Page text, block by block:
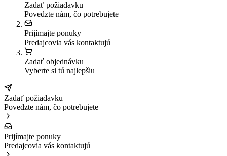
Zadať požiadavku
Povedzte nám, čo potrebujete
Prijímajte ponuky
Predajcovia vás kontaktujú
Zadať objednávku
Vyberte si tú najlepšiu
Zadať požiadavku
Povedzte nám, čo potrebujete
Prijímajte ponuky
Predajcovia vás kontaktujú